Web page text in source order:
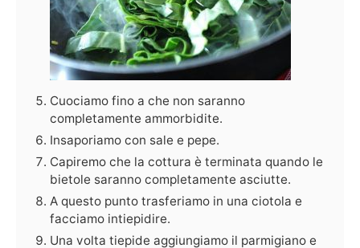
Cuociamo fino a che non saranno
completamente ammorbidite.
Insaporiamo con sale e pepe.
Capiremo che la cottura è terminata quando le
bietole saranno completamente asciutte.
A questo punto trasferiamo in una ciotola e
facciamo intiepidire.
Una volta tiepide aggiungiamo il parmigiano e